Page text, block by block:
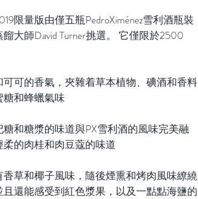
限量版由僅五瓶PedroXiménez雪利酒瓶裝
大師David Turner挑選。 它僅限於2500
可的香氣，夾雜着草本植物、碘酒和香料
和蜂蠟氣味
和糖漿的味道與PX雪利酒的風味完美融
的肉桂和肉豆蔻的味道
草和椰子風味，隨後煙熏和烤肉風味繚繞
還能感受到紅色漿果，以及一點點海鹽的